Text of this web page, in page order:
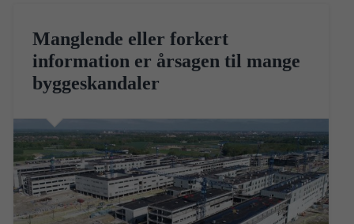
Manglende eller forkert
information er årsagen til mange
byggeskandaler